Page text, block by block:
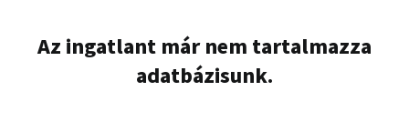
Az ingatlant már nem tartalmazza
adatbázisunk.